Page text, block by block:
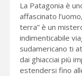
La Patagonia è
affascinato
terra” è un
indimenticabile
sudamericano ti
dai ghiacciai più
estendersi fino